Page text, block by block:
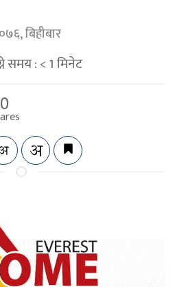
बिहीबार
समय :< 1मिनेट
0